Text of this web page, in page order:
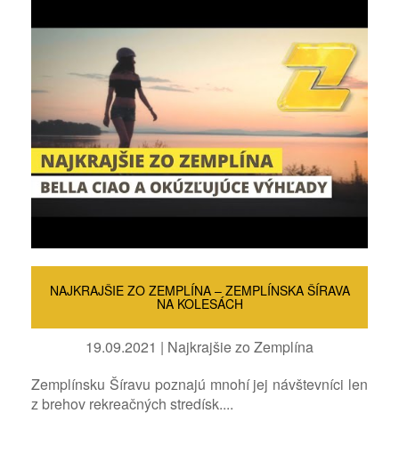
NAJKRAJŠIE ZO ZEMPLÍNA – ZEMPLÍNSKA ŠÍRAVA
NA KOLESÁCH
19.09.2021 | Najkrajšie zo Zemplína
Zemplínsku Šíravu poznajú mnohí jej návštevníci len
z brehov rekreačných stredísk....